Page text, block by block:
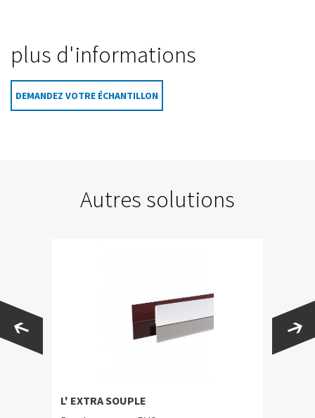
plus d'informations
DEMANDEZ VOTRE ÉCHANTILLON
Autres solutions
L' EXTRA SOUPLE